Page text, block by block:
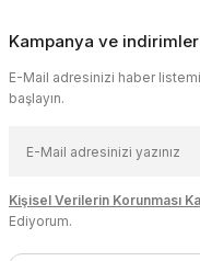
Kampanya ve
E-Mail adresinizi haber
başlayın.
Kişisel Verilerin Korunması
Ediyorum.